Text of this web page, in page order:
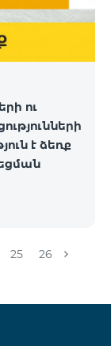
ու
է ձեռք
25 26